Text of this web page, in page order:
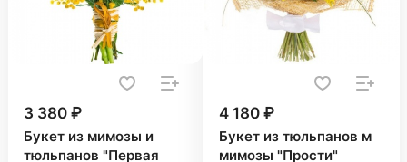
3 380 ₽
Букет из мимозы и
тюльпанов "Первая
4 180 ₽
Букет из тюльпанов м
мимозы "Прости"